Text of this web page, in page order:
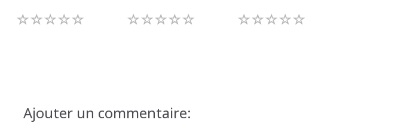
Ajouter un commentaire: